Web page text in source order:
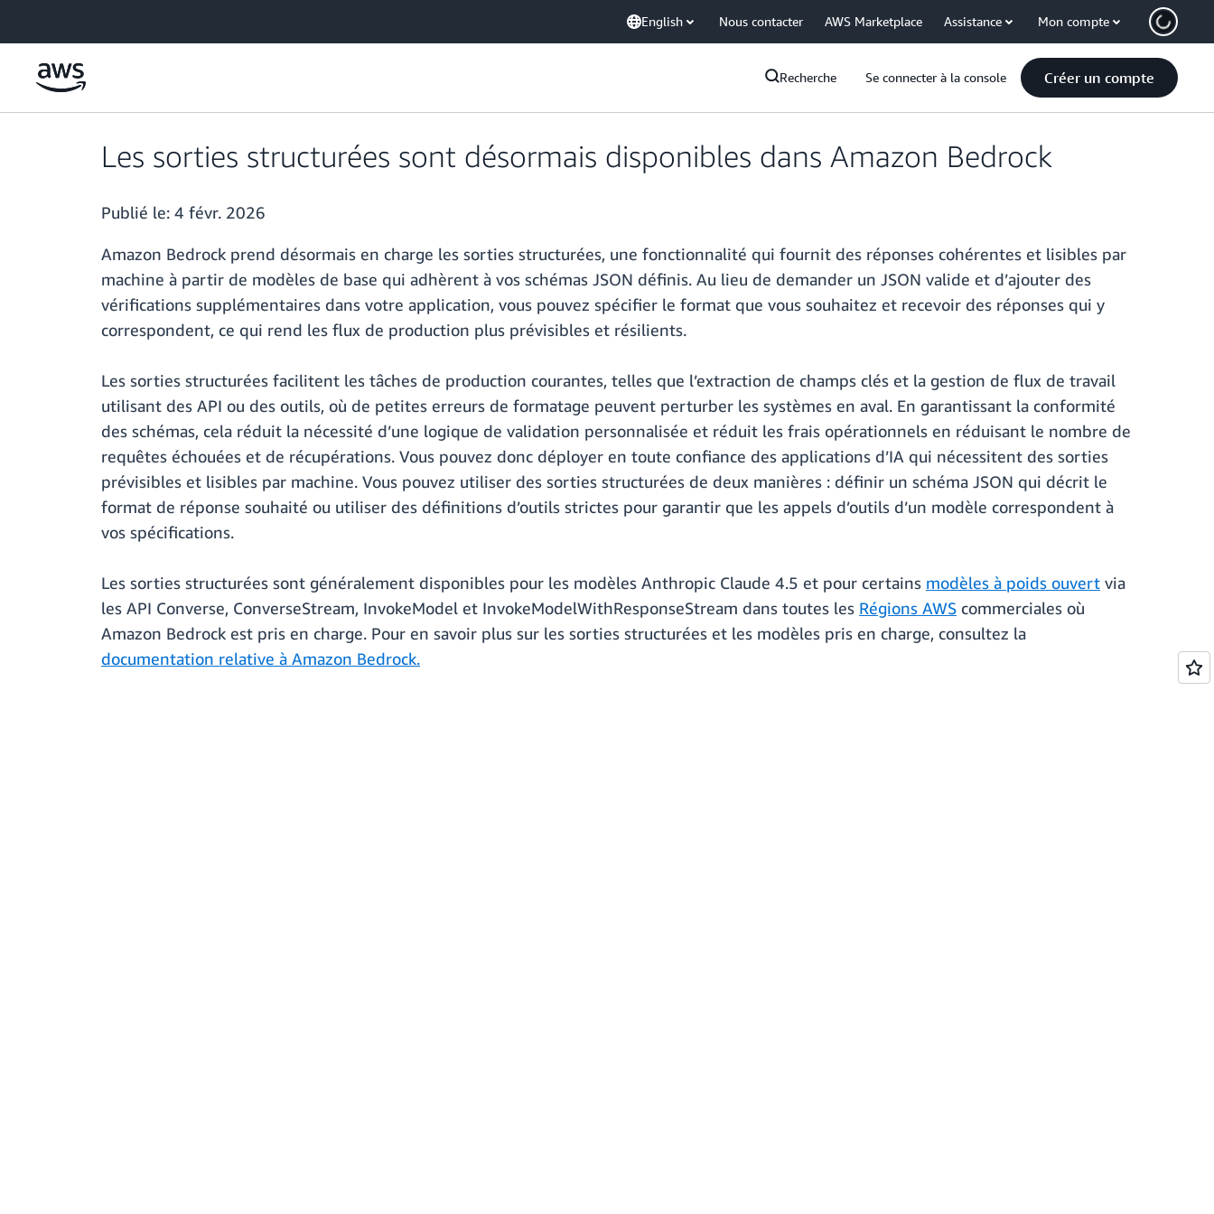
English Nous contacter AWS Marketplace Assistance Mon compte
Recherche Se connecter à la console Créer un compte
Les sorties structurées sont désormais disponibles dans Amazon Bedrock
Publié le: 4 févr. 2026
Amazon Bedrock prend désormais en charge les sorties structurées, une fonctionnalité qui fournit des réponses cohérentes et lisibles par
machine à partir de modèles de base qui adhèrent à vos schémas JSON définis. Au lieu de demander un JSON valide et d’ajouter des
vérifications supplémentaires dans votre application, vous pouvez spécifier le format que vous souhaitez et recevoir des réponses qui y
correspondent, ce qui rend les flux de production plus prévisibles et résilients.
Les sorties structurées facilitent les tâches de production courantes, telles que l’extraction de champs clés et la gestion de flux de travail
utilisant des API ou des outils, où de petites erreurs de formatage peuvent perturber les systèmes en aval. En garantissant la conformité
des schémas, cela réduit la nécessité d’une logique de validation personnalisée et réduit les frais opérationnels en réduisant le nombre de
requêtes échouées et de récupérations. Vous pouvez donc déployer en toute confiance des applications d’IA qui nécessitent des sorties
prévisibles et lisibles par machine. Vous pouvez utiliser des sorties structurées de deux manières : définir un schéma JSON qui décrit le
format de réponse souhaité ou utiliser des définitions d’outils strictes pour garantir que les appels d’outils d’un modèle correspondent à
vos spécifications.
Les sorties structurées sont généralement disponibles pour les modèles Anthropic Claude 4.5 et pour certains modèles à poids ouvert via
les API Converse, ConverseStream, InvokeModel et InvokeModelWithResponseStream dans toutes les Régions AWS commerciales où
Amazon Bedrock est pris en charge. Pour en savoir plus sur les sorties structurées et les modèles pris en charge, consultez la
documentation relative à Amazon Bedrock.